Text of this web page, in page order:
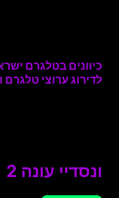
כיוונים בטלגרם
לדירוג ערוצי טלגרם
ונסדיי עונה 2